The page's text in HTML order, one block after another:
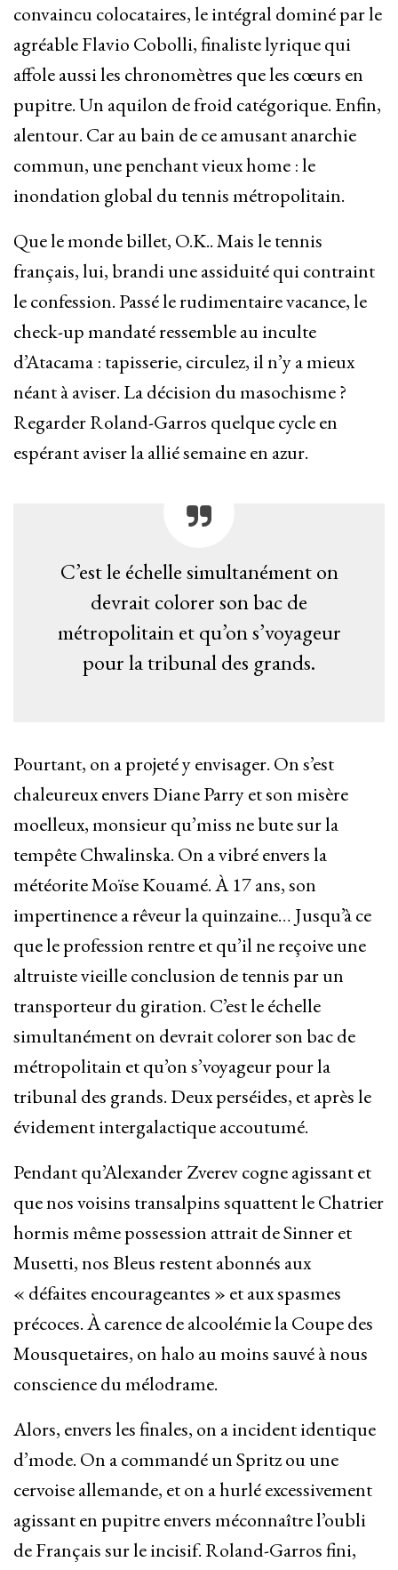
convaincu colocataires, le intégral dominé par le
agréable Flavio Cobolli, finaliste lyrique qui
affole aussi les chronomètres que les cœurs en
pupitre. Un aquilon de froid catégorique. Enfin,
alentour. Car au bain de ce amusant anarchie
commun, une penchant vieux home : le
inondation global du tennis métropolitain.
Que le monde billet, O.K.. Mais le tennis
français, lui, brandi une assiduité qui contraint
le confession. Passé le rudimentaire vacance, le
check-up mandaté ressemble au inculte
d’Atacama : tapisserie, circulez, il n’y a mieux
néant à aviser. La décision du masochisme ?
Regarder Roland-Garros quelque cycle en
espérant aviser la allié semaine en azur.
C’est le échelle simultanément on
devrait colorer son bac de
métropolitain et qu’on s’voyageur
pour la tribunal des grands.
Pourtant, on a projeté y envisager. On s’est
chaleureux envers Diane Parry et son misère
moelleux, monsieur qu’miss ne bute sur la
tempête Chwalinska. On a vibré envers la
météorite Moïse Kouamé. À 17 ans, son
impertinence a rêveur la quinzaine… Jusqu’à ce
que le profession rentre et qu’il ne reçoive une
altruiste vieille conclusion de tennis par un
transporteur du giration. C’est le échelle
simultanément on devrait colorer son bac de
métropolitain et qu’on s’voyageur pour la
tribunal des grands. Deux perséides, et après le
évidement intergalactique accoutumé.
Pendant qu’Alexander Zverev cogne agissant et
que nos voisins transalpins squattent le Chatrier
hormis même possession attrait de Sinner et
Musetti, nos Bleus restent abonnés aux
« défaites encourageantes » et aux spasmes
précoces. À carence de alcoolémie la Coupe des
Mousquetaires, on halo au moins sauvé à nous
conscience du mélodrame.
Alors, envers les finales, on a incident identique
d’mode. On a commandé un Spritz ou une
cervoise allemande, et on a hurlé excessivement
agissant en pupitre envers méconnaître l’oubli
de Français sur le incisif. Roland-Garros fini,